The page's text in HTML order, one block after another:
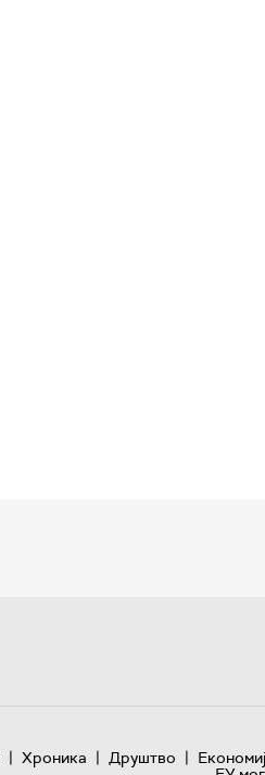
| Хроника | Друштво |